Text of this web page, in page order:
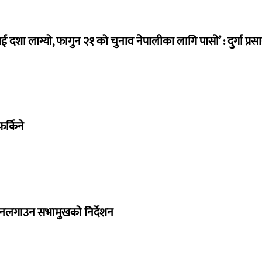
लाग्यो, फागुन २१ को चुनाव नेपालीका लागि पासो’ : दुर्गा
सभामुखको निर्देशन